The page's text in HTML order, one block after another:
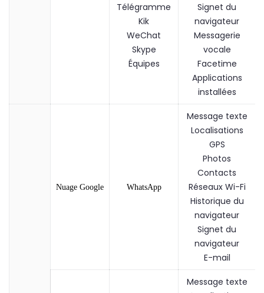
Télégramme
Kik
WeChat
Skype
Équipes
Signet du
navigateur
Messagerie
vocale
Facetime
Applications
installées
Nuage Google WhatsApp
Message texte
Localisations
GPS
Photos
Contacts
Réseaux Wi-Fi
Historique du
navigateur
Signet du
navigateur
E-mail
Message texte